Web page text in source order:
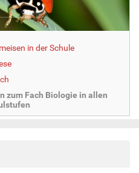
in der Schule
zum Fach Biologie in allen